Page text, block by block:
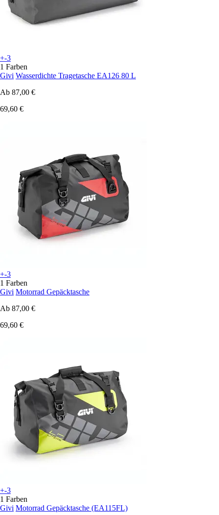
+-3
1 Farben
Givi Wasserdichte Tragetasche EA126 80 L
Ab 87,00 €
69,60 €
+-3
1 Farben
Givi Motorrad Gepäcktasche
Ab 87,00 €
69,60 €
+-3
1 Farben
Givi Motorrad Gepäcktasche (EA115FL)